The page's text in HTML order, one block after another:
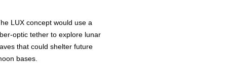
LUX concept would use a
optic tether to explore lunar
that could shelter future
bases.